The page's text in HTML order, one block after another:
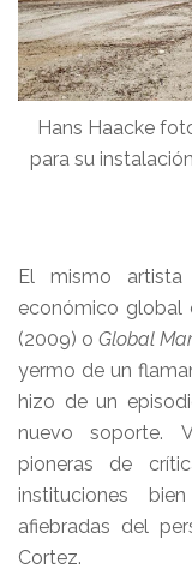
Hans Haacke
para su
El mismo
económico global
(2009) o Global
yermo de un
hizo de un
nuevo soporte.
pioneras de
instituciones
afiebradas del
Cortez.